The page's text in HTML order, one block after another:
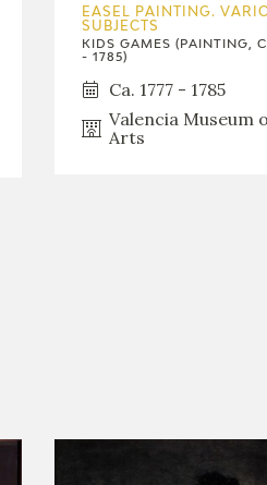
EASEL PAINTING.
SUBJECTS
KIDS GAMES (PAINTING,
- 1785)
Ca. 1777 - 1785
Valencia Museum
Arts